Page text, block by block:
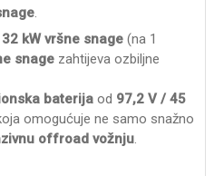
.
32 kW vršne snage (na 1
snage zahtijeva ozbiljne
baterija od 97,2 V / 45
omogućuje ne samo snažno
offroad vožnju.